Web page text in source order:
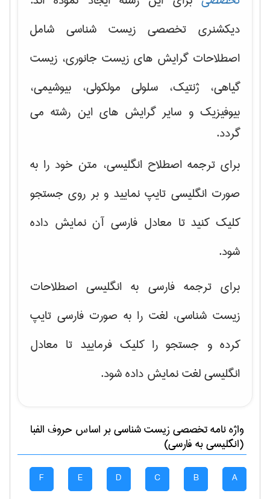
دیکشنری تخصصی زیست شناسی شامل
اصطلاحات گرایش های زیست جانوری، زیست
گیاهی، ژنتیک، سلولی مولکولی، بیوشیمی،
بیوفیزیک و سایر گرایش های این رشته می
گردد.
برای ترجمه اصطلاح انگلیسی، متن خود را به
صورت انگلیسی تایپ نمایید و بر روی جستجو
کلیک کنید تا معادل فارسی آن نمایش داده
شود.
برای ترجمه فارسی به انگلیسی اصطلاحات
زیست شناسی، لغت را به صورت فارسی تایپ
کرده و جستجو را کلیک فرمایید تا معادل
انگلیسی لغت نمایش داده شود.
واژه نامه تخصصیزيست شناسیبر اساس حروف الفبا
(انگلیسی به فارسی)
A
B
C
D
E
F